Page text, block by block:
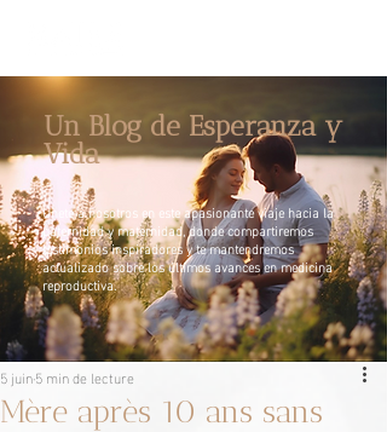
Un Blog de Esperanza y
Vida
Únete a nosotros en este apasionante viaje hacia la
paternidad y maternidad, donde compartiremos
testimonios inspiradores y te mantendremos
actualizado sobre los últimos avances en medicina
reproductiva.
Mère après 10 ans sans
5 juin5 min de lecture